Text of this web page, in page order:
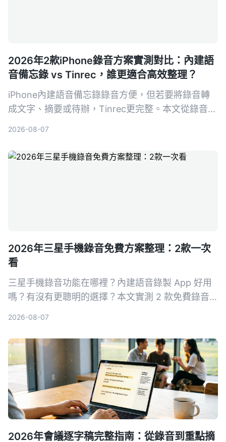
2026年2款iPhone錄音方案實測對比：內建語
音備忘錄 vs Tinrec，誰更適合高效整理？
iPhone內建語音備忘錄錄音方便，但若要將錄音轉
成文字、摘要或待辦，Tinrec更完整。本文從錄音轉
2026-08-07
2026年三星手機錄音免費方案整理：2款一次
看
三星手機錄音功能在哪裡？內建語音錄製 App 好用
嗎？有沒有更聰明的選擇？本文實測 2 款免費錄音
2026-08-07
2026年會議逐字稿完整指南：從錄音到重點摘